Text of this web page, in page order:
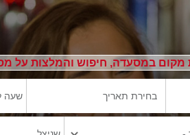
מקום במסעדה, חיפוש והמלצות על